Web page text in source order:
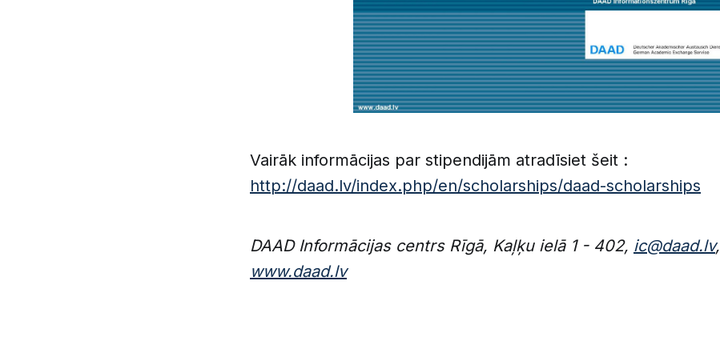
Vairāk informācijas par stipendijām atradīsiet šeit :
http://daad.lv/index.php/en/scholarships/daad-scholarships
DAAD Informācijas centrs Rīgā, Kaļķu ielā 1 - 402, ic@daad.lv,
www.daad.lv